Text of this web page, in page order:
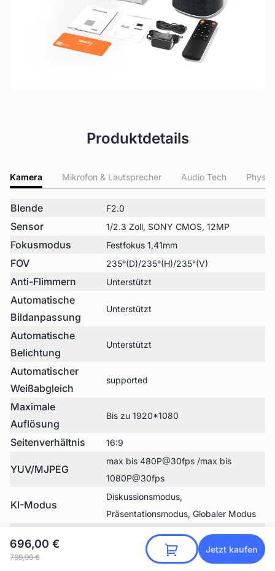
Produktdetails
Kamera Mikrofon & Lautsprecher Audio Tech
Blende F2.0
Sensor 1/2.3 Zoll, SONY CMOS, 12MP
Fokusmodus Festfokus 1,41mm
FOV 235°(D)/235°(H)/235°(V)
Anti-Flimmern Unterstützt
Automatische
Bildanpassung
Unterstützt
Automatische
Belichtung
Unterstützt
Automatischer
Weißabgleich
supported
Maximale
Auflösung
Bis zu 1920*1080
Seitenverhältnis 16:9
YUV/MJPEG
max bis 480P@30fps /max bis
1080P@30fps
KI-Modus
Diskussionsmodus,
Präsentationsmodus, Globaler Modus
696,00 €
799,99 €
Jetzt kaufen